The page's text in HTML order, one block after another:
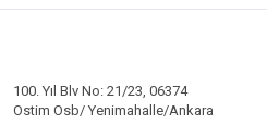
100. Yıl Blv No: 21/23, 06374
Ostim Osb/ Yenimahalle/Ankara